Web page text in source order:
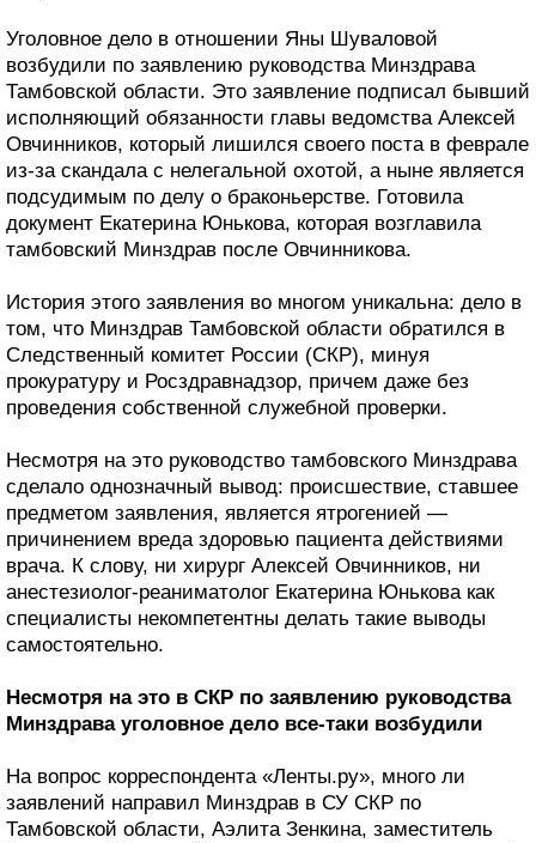
Уголовное дело в отношении Яны Шуваловой
возбудили по заявлению руководства Минздрава
Тамбовской области. Это заявление подписал бывший
исполняющий обязанности главы ведомства Алексей
Овчинников, который лишился своего поста в феврале
из-за скандала с нелегальной охотой, а ныне является
подсудимым по делу о браконьерстве. Готовила
документ Екатерина Юнькова, которая возглавила
тамбовский Минздрав после Овчинникова.
История этого заявления во многом уникальна: дело в
том, что Минздрав Тамбовской области обратился в
Следственный комитет России (СКР), минуя
прокуратуру и Росздравнадзор, причем даже без
проведения собственной служебной проверки.
Несмотря на это руководство тамбовского Минздрава
сделало однозначный вывод: происшествие, ставшее
предметом заявления, является ятрогенией —
причинением вреда здоровью пациента действиями
врача. К слову, ни хирург Алексей Овчинников, ни
анестезиолог-реаниматолог Екатерина Юнькова как
специалисты некомпетентны делать такие выводы
самостоятельно.
Несмотря на это в СКР по заявлению руководства
Минздрава уголовное дело все-таки возбудили
На вопрос корреспондента «Ленты.ру», много ли
заявлений направил Минздрав в СУ СКР по
Тамбовской области, Аэлита Зенкина, заместитель